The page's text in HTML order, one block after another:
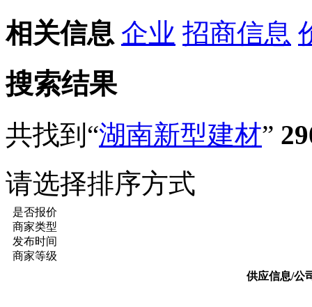
相关信息 企业 招商信息
搜索结果
共找到“湖南新型建材”
请选择排序方式
是否报价
商家类型
发布时间
商家等级
供应信息/公